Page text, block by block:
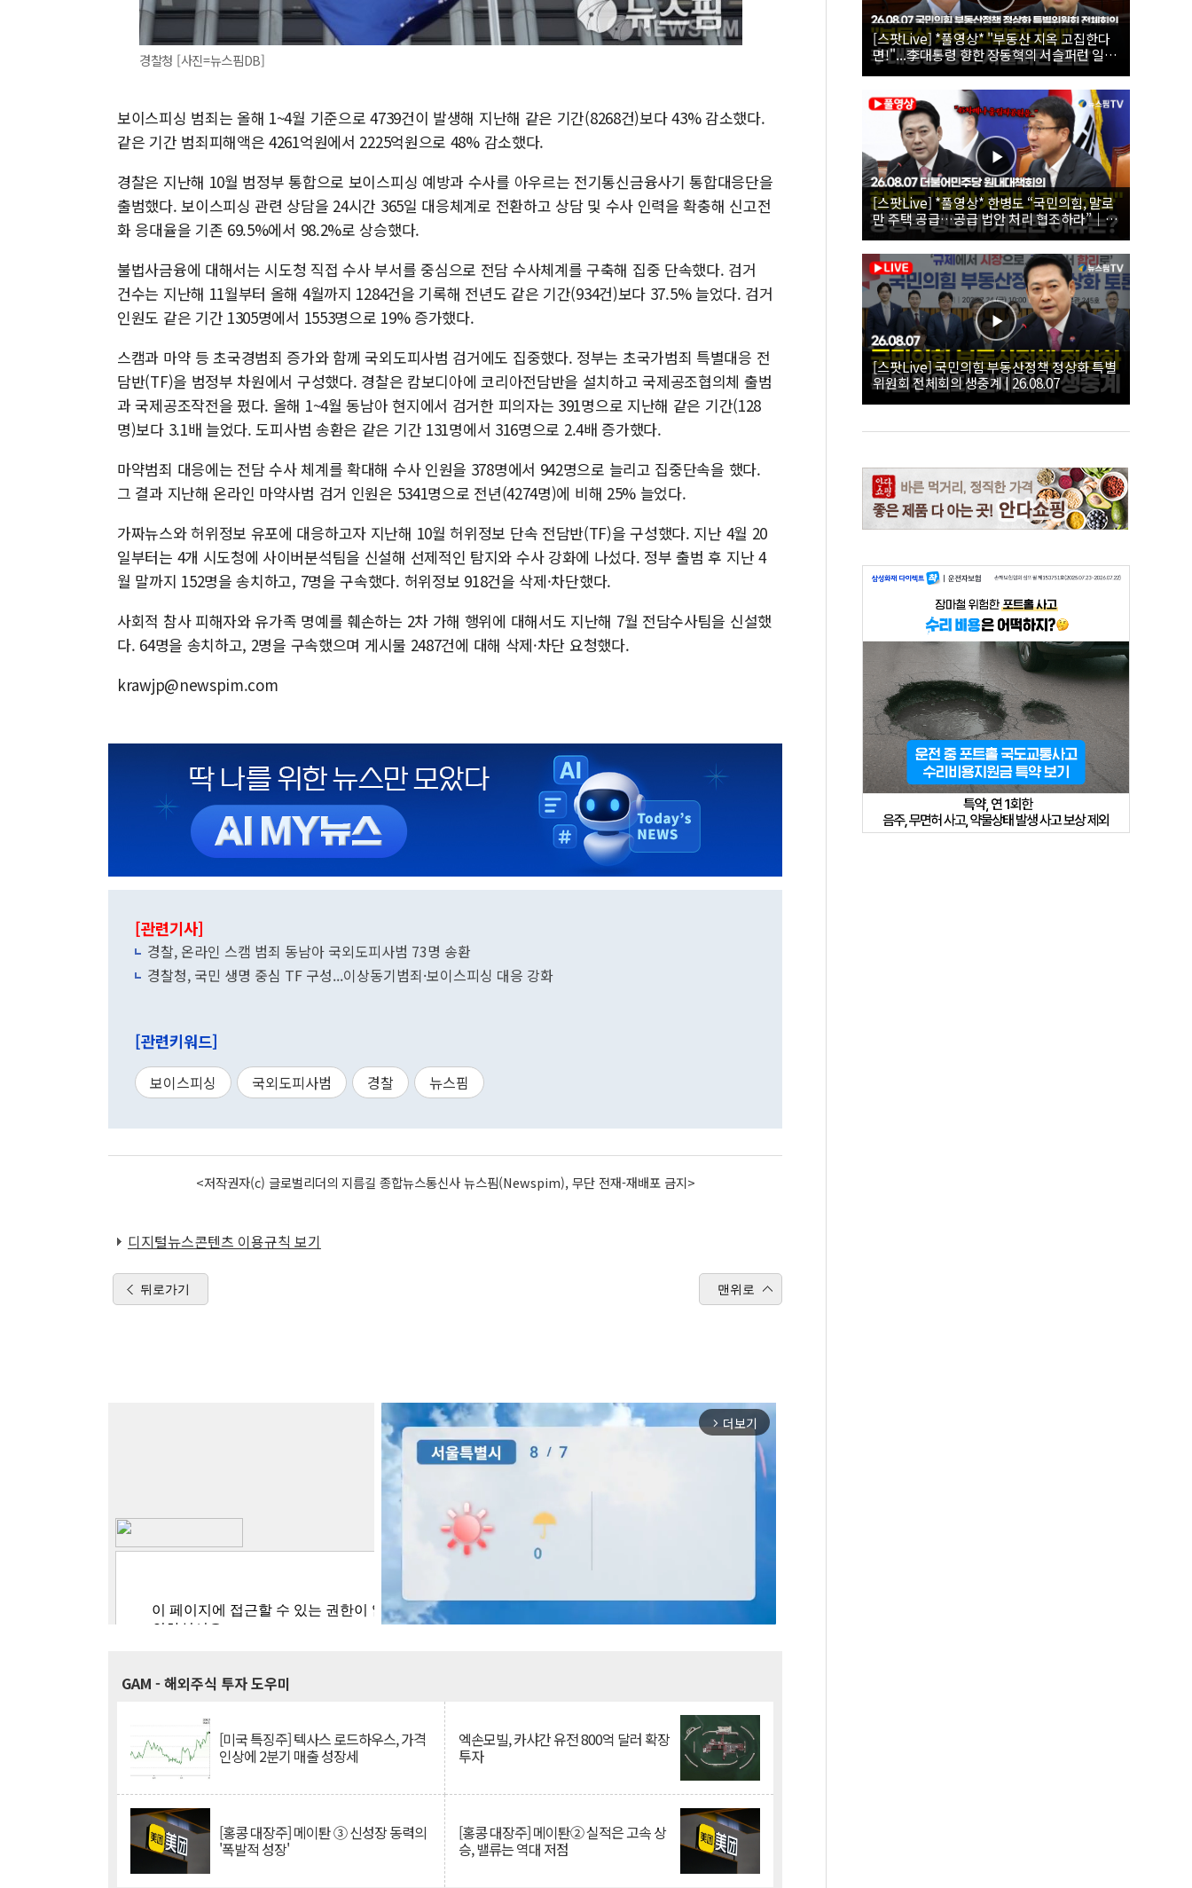
경찰청 [사진=뉴스핌DB]
보이스피싱 범죄는 올해 1~4월 기준으로 4739건이 발생해 지난해 같은 기간(8268건)보다 43% 감소했다.
같은 기간 범죄피해액은 4261억원에서 2225억원으로 48% 감소했다.
경찰은 지난해 10월 범정부 통합으로 보이스피싱 예방과 수사를 아우르는 전기통신금융사기 통합대응단을
출범했다. 보이스피싱 관련 상담을 24시간 365일 대응체계로 전환하고 상담 및 수사 인력을 확충해 신고전
화 응대율을 기존 69.5%에서 98.2%로 상승했다.
불법사금융에 대해서는 시도청 직접 수사 부서를 중심으로 전담 수사체계를 구축해 집중 단속했다. 검거
건수는 지난해 11월부터 올해 4월까지 1284건을 기록해 전년도 같은 기간(934건)보다 37.5% 늘었다. 검거
인원도 같은 기간 1305명에서 1553명으로 19% 증가했다.
스캠과 마약 등 초국경범죄 증가와 함께 국외도피사범 검거에도 집중했다. 정부는 초국가범죄 특별대응 전
담반(TF)을 범정부 차원에서 구성했다. 경찰은 캄보디아에 코리아전담반을 설치하고 국제공조협의체 출범
과 국제공조작전을 폈다. 올해 1~4월 동남아 현지에서 검거한 피의자는 391명으로 지난해 같은 기간(128
명)보다 3.1배 늘었다. 도피사범 송환은 같은 기간 131명에서 316명으로 2.4배 증가했다.
마약범죄 대응에는 전담 수사 체계를 확대해 수사 인원을 378명에서 942명으로 늘리고 집중단속을 했다.
그 결과 지난해 온라인 마약사범 검거 인원은 5341명으로 전년(4274명)에 비해 25% 늘었다.
가짜뉴스와 허위정보 유포에 대응하고자 지난해 10월 허위정보 단속 전담반(TF)을 구성했다. 지난 4월 20
일부터는 4개 시도청에 사이버분석팀을 신설해 선제적인 탐지와 수사 강화에 나섰다. 정부 출범 후 지난 4
월 말까지 152명을 송치하고, 7명을 구속했다. 허위정보 918건을 삭제·차단했다.
사회적 참사 피해자와 유가족 명예를 훼손하는 2차 가해 행위에 대해서도 지난해 7월 전담수사팀을 신설했
다. 64명을 송치하고, 2명을 구속했으며 게시물 2487건에 대해 삭제·차단 요청했다.
krawjp@newspim.com
[관련기사]
경찰, 온라인 스캠 범죄 동남아 국외도피사범 73명 송환
경찰청, 국민 생명 중심 TF 구성...이상동기범죄·보이스피싱 대응 강화
[관련키워드]
보이스피싱 국외도피사범 경찰 뉴스핌
<저작권자(c) 글로벌리더의 지름길 종합뉴스통신사 뉴스핌(Newspim), 무단 전재-재배포 금지>
디지털뉴스콘텐츠 이용규칙 보기
뒤로가기 맨위로
arrow_forward_ios 더보기
GAM - 해외주식 투자 도우미
[미국 특징주] 텍사스 로드하우스, 가격
인상에 2분기 매출 성장세
엑손모빌, 카샤간 유전 800억 달러 확장
투자
[홍콩 대장주] 메이퇀 ③ 신성장 동력의
'폭발적 성장'
[홍콩 대장주] 메이퇀② 실적은 고속 상
승, 밸류는 역대 저점
[스팟Live] *풀영상* "부동산 지옥 고집한다
면!"...李대통령 향한 장동혁의 서슬퍼런 일갈
| 26.08.07 국민의힘 부동산정책 정상화 특별
위원회 전체회의
[스팟Live] *풀영상* 한병도 “국민의힘, 말로
만 주택 공급…공급 법안 처리 협조하라”｜
26.08.07 더불어민주당 원내대책회의
[스팟Live] 국민의힘 부동산정책 정상화 특별
위원회 전체회의 생중계 | 26.08.07